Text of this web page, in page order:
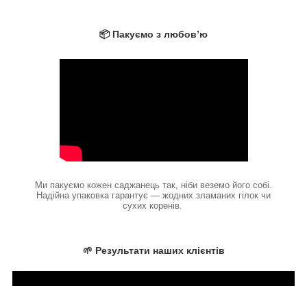
📦 Пакуємо з любов’ю
Ми пакуємо кожен саджанець так, ніби веземо його собі.
Надійна упаковка гарантує — жодних зламаних гілок чи
сухих коренів.
🌱 Результати наших клієнтів